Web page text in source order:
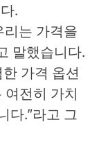
는 가격을
말했습니다.
가격 옵션
여전히 가치
다.”라고 그